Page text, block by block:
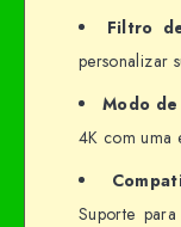
Filtro
personalizar
Modo
4K com uma
Suporte